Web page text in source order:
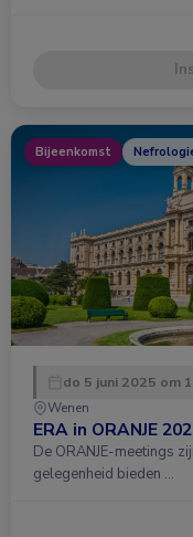
Bijeenkomst
do 5 juni 2025 om
Wenen
ERA in ORANJE
De ORANJE-meetings
gelegenheid bieden …